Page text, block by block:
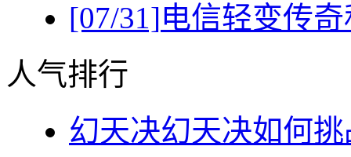
[07/31]电信轻变传
人气排行
幻天决幻天决如何